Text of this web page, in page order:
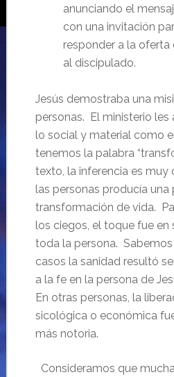
anunciando el
con una invitación
responder a la oferta
al discipulado.
Jesús demostraba una
personas. El ministerio
lo social y material como
tenemos la palabra
texto, la inferencia es muy
las personas producía una
transformación de vida.
los ciegos, el toque fue
toda la persona.
casos la sanidad resultó
a la fe en la persona de
En otras personas, la
sicológica o económica
más notoria.
Consideramos que